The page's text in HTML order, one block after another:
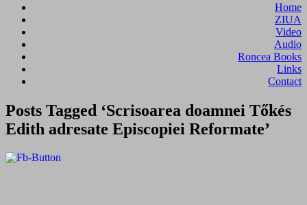
Home
ZIUA
Video
Audio
Roncea Books
Links
Contact
Posts Tagged ‘Scrisoarea doamnei Tőkés
Edith adresate Episcopiei Reformate’